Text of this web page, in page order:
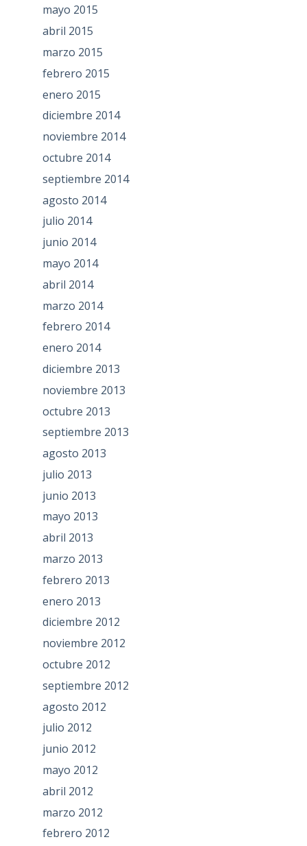
mayo 2015
abril 2015
marzo 2015
febrero 2015
enero 2015
diciembre 2014
noviembre 2014
octubre 2014
septiembre 2014
agosto 2014
julio 2014
junio 2014
mayo 2014
abril 2014
marzo 2014
febrero 2014
enero 2014
diciembre 2013
noviembre 2013
octubre 2013
septiembre 2013
agosto 2013
julio 2013
junio 2013
mayo 2013
abril 2013
marzo 2013
febrero 2013
enero 2013
diciembre 2012
noviembre 2012
octubre 2012
septiembre 2012
agosto 2012
julio 2012
junio 2012
mayo 2012
abril 2012
marzo 2012
febrero 2012